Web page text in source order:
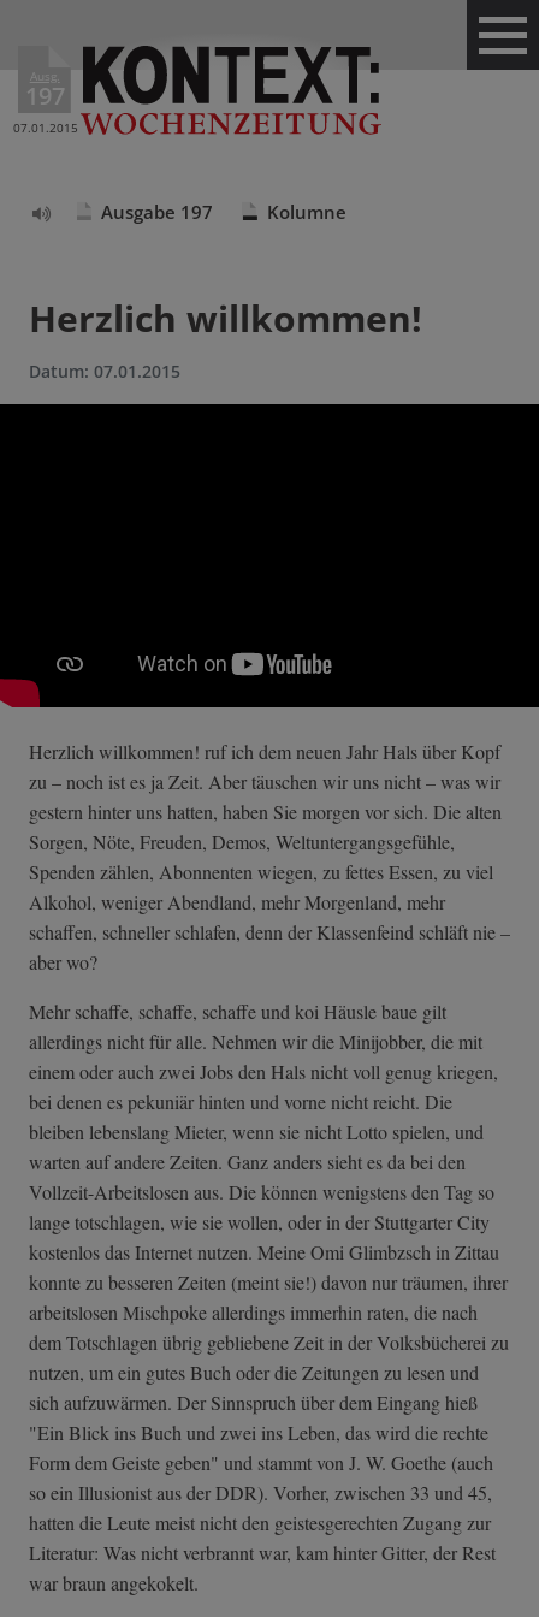
Ausg.
197
07.01.2015
Ausgabe 197 Kolumne
Herzlich willkommen!
Datum: 07.01.2015
Herzlich willkommen! ruf ich dem neuen Jahr Hals über Kopf
zu – noch ist es ja Zeit. Aber täuschen wir uns nicht – was wir
gestern hinter uns hatten, haben Sie morgen vor sich. Die alten
Sorgen, Nöte, Freuden, Demos, Weltuntergangsgefühle,
Spenden zählen, Abonnenten wiegen, zu fettes Essen, zu viel
Alkohol, weniger Abendland, mehr Morgenland, mehr
schaffen, schneller schlafen, denn der Klassenfeind schläft nie –
aber wo?
Mehr schaffe, schaffe, schaffe und koi Häusle baue gilt
allerdings nicht für alle. Nehmen wir die Minijobber, die mit
einem oder auch zwei Jobs den Hals nicht voll genug kriegen,
bei denen es pekuniär hinten und vorne nicht reicht. Die
bleiben lebenslang Mieter, wenn sie nicht Lotto spielen, und
warten auf andere Zeiten. Ganz anders sieht es da bei den
Vollzeit-Arbeitslosen aus. Die können wenigstens den Tag so
lange totschlagen, wie sie wollen, oder in der Stuttgarter City
kostenlos das Internet nutzen. Meine Omi Glimbzsch in Zittau
konnte zu besseren Zeiten (meint sie!) davon nur träumen, ihrer
arbeitslosen Mischpoke allerdings immerhin raten, die nach
dem Totschlagen übrig gebliebene Zeit in der Volksbücherei zu
nutzen, um ein gutes Buch oder die Zeitungen zu lesen und
sich aufzuwärmen. Der Sinnspruch über dem Eingang hieß
"Ein Blick ins Buch und zwei ins Leben, das wird die rechte
Form dem Geiste geben" und stammt von J. W. Goethe (auch
so ein Illusionist aus der DDR). Vorher, zwischen 33 und 45,
hatten die Leute meist nicht den geistesgerechten Zugang zur
Literatur: Was nicht verbrannt war, kam hinter Gitter, der Rest
war braun angekokelt.